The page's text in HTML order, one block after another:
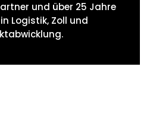
und über 25 Jahre
Logistik, Zoll und